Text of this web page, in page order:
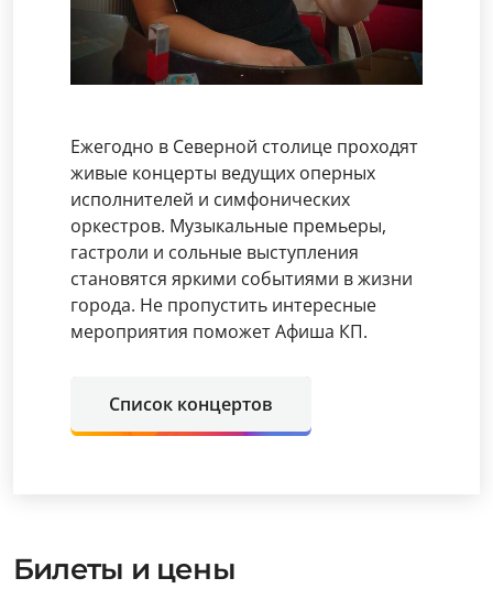
Ежегодно в Северной столице проходят
живые концерты ведущих оперных
исполнителей и симфонических
оркестров. Музыкальные премьеры,
гастроли и сольные выступления
становятся яркими событиями в жизни
города. Не пропустить интересные
мероприятия поможет Афиша КП.
Список концертов
Билеты и цены